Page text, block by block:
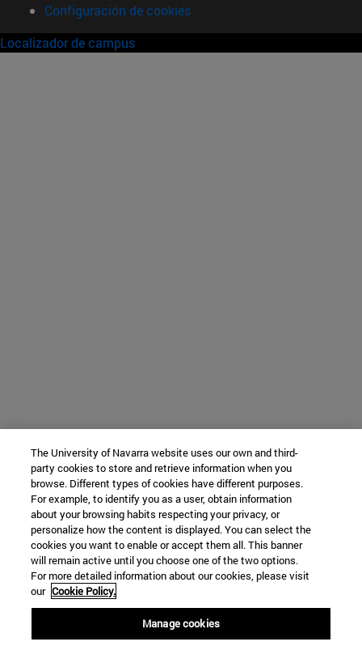
Configuración de cookies
Localizador de campus
The University of Navarra website uses our own and third-
party cookies to store and retrieve information when you
browse. Different types of cookies have different purposes.
For example, to identify you as a user, obtain information
about your browsing habits respecting your privacy, or
personalize how the content is displayed. You can select the
cookies you want to enable or accept them all. This banner
will remain active until you choose one of the two options.
For more detailed information about our cookies, please visit
our Cookie Policy.
Manage cookies